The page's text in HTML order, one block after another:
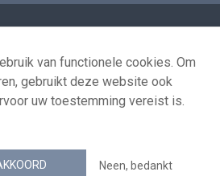
voor het hergebruik
ons
RSS feed
van functionele cookies. Om
gebruikt deze website ook
uw toestemming vereist is.
Neen, bedankt